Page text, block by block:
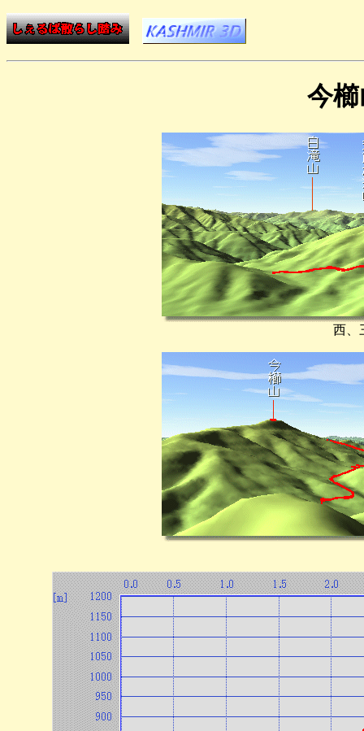
今
西、